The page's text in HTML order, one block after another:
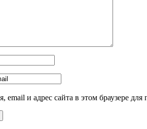
email и адрес сайта в этом браузере